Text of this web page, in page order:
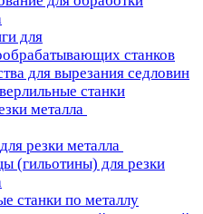
для
станков
для вырезания седловин
станки
металла
резки металла
(гильотины) для резки
станки по металлу